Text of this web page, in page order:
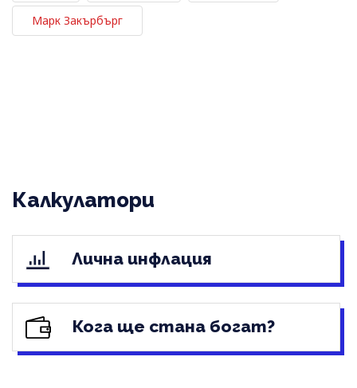
Марк Закърбърг
Калкулатори
Лична инфлация
Кога ще стана богат?